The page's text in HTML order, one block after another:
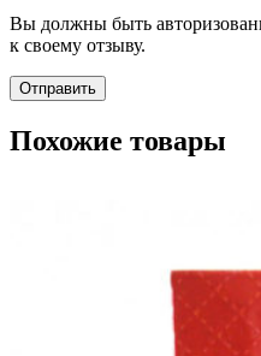
Вы должны быть
к своему отзыву.
Похожие товары